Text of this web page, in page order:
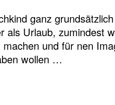
ganz
als Urlaub, zumindest
und für nen
wollen …